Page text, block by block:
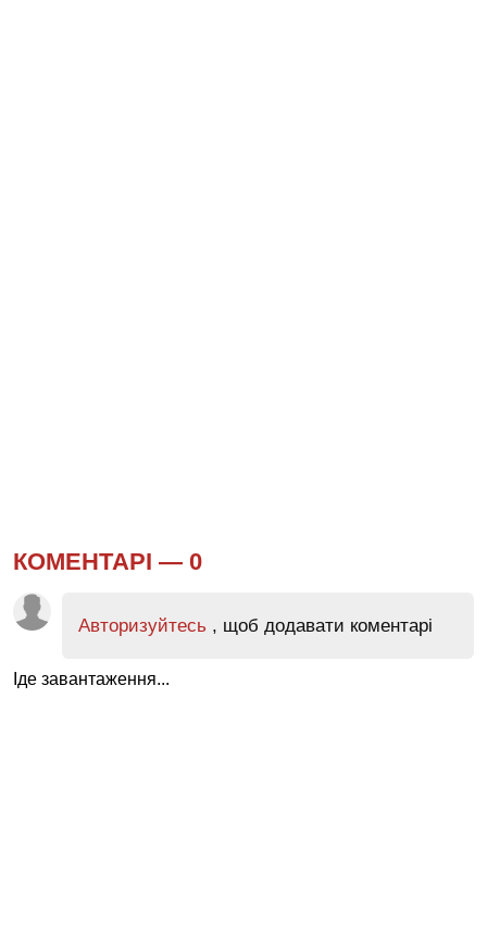
КОМЕНТАРІ — 0
Авторизуйтесь , щоб додавати коментарі
Іде завантаження...